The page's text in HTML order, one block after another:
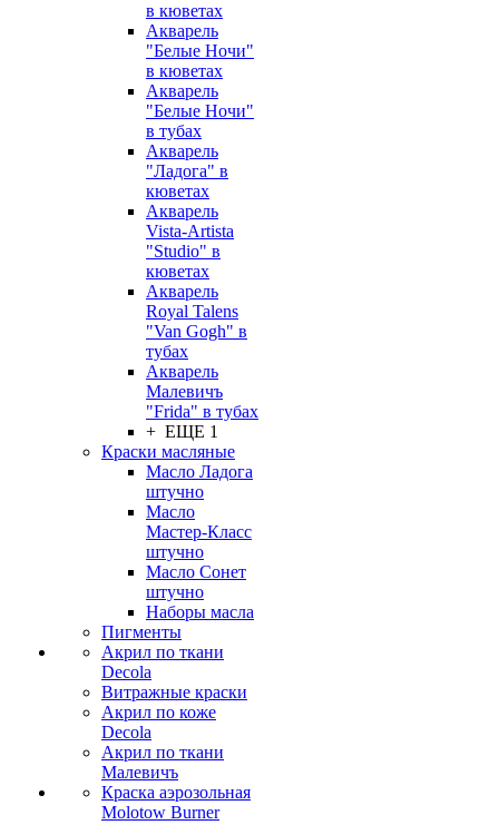
в кюветах
Акварель
"Белые Ночи"
в кюветах
Акварель
"Белые Ночи"
в тубах
Акварель
"Ладога" в
кюветах
Акварель
Vista-Artista
"Studio" в
кюветах
Акварель
Royal Talens
"Van Gogh" в
тубах
Акварель
Малевичъ
"Frida" в тубах
+ ЕЩЕ 1
Краски масляные
Масло Ладога
штучно
Масло
Мастер-Класс
штучно
Масло Сонет
штучно
Наборы масла
Пигменты
Акрил по ткани
Decola
Витражные краски
Акрил по коже
Decola
Акрил по ткани
Малевичъ
Краска аэрозольная
Molotow Burner